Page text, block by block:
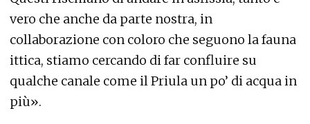
vero che anche da parte nostra, in
collaborazione con coloro che seguono la fauna
ittica, stiamo cercando di far confluire su
qualche canale come il Priula un po’ di acqua in
più».